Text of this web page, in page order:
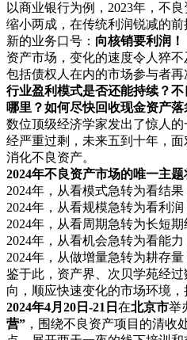
以商业银行为例，2023年，不
缩小两成，在传统利润锐减的
新的业务口号： 向核销要利润！
资产市场，变化的速度令人猝不
包括债权人在内的市场参与者再
行业盈利模式是否还能持续？
哪里？如何尽快回收现金资产
数位顶级经济学家发出了惊人
经严重过剩，未来五到十年，面
消化不良资产。
2024年不良资产市场的唯一主
2024年，从看模式急转为看结果
2024年，从看规模急转为看利润
2024年，从看周期急转为长短期
2024年，从看机会急转为看能力
2024年，从做增量急转为耕存量
鉴于此，资产界、次贝学苑经
向，顺应快速变化的市场环境
2024年4月20日-21日 在北京市举
营” ，围绕不良资产项目的清收